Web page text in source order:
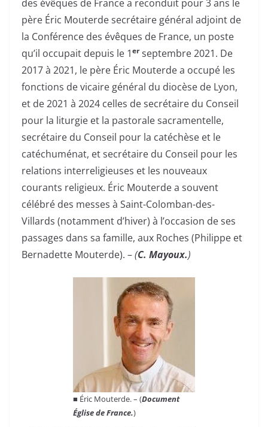
des évêques de France a reconduit pour 3 ans le
père Éric Mouterde secrétaire général adjoint de
la Conférence des évêques de France, un poste
qu’il occupait depuis le 1erseptembre 2021. De
2017 à 2021, le père Éric Mouterde a occupé les
fonctions de vicaire général du diocèse de Lyon,
et de 2021 à 2024 celles de secrétaire du Conseil
pour la liturgie et la pastorale sacramentelle,
secrétaire du Conseil pour la catéchèse et le
catéchuménat, et secrétaire du Conseil pour les
relations interreligieuses et les nouveaux
courants religieux. Éric Mouterde a souvent
célébré des messes à Saint-Colomban-des-
Villards (notamment d’hiver) à l’occasion de ses
passages dans sa famille, aux Roches (Philippe et
Bernadette Mouterde). –(C. Mayoux.)
■ Éric Mouterde. – (Document
Église de France.)